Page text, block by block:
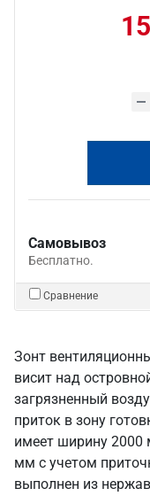
Самовывоз
Бесплатно.
Сравнение
Зонт
висит над
загрязненный
приток в зону
имеет ширину 2000
мм с учетом
выполнен из